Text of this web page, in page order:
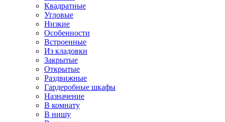
Квадратные
Угловые
Низкие
Особенности
Встроенные
Из кладовки
Закрытые
Открытые
Раздвижные
Гардеробные шкафы
Назначение
В комнату
В нишу